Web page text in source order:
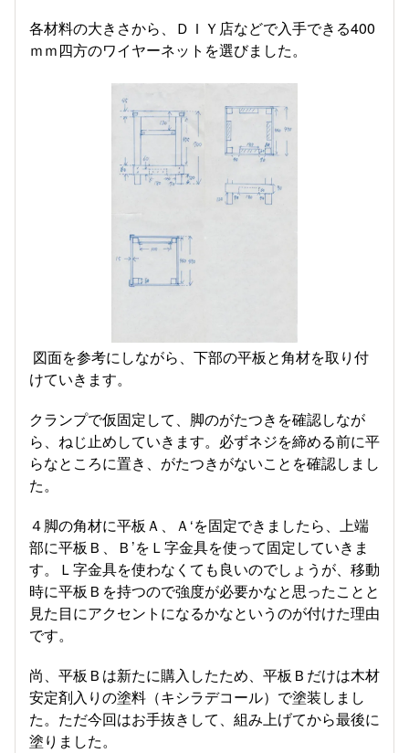
各材料の大きさから、ＤＩＹ店などで入手できる400
ｍｍ四方のワイヤーネットを選びました。
図面を参考にしながら、下部の平板と角材を取り付
けていきます。
クランプで仮固定して、脚のがたつきを確認しなが
ら、ねじ止めしていきます。必ずネジを締める前に平
らなところに置き、がたつきがないことを確認しまし
た。
４脚の角材に平板Ａ、Ａ‘を固定できましたら、上端
部に平板Ｂ、Ｂ’をＬ字金具を使って固定していきま
す。Ｌ字金具を使わなくても良いのでしょうが、移動
時に平板Ｂを持つので強度が必要かなと思ったことと
見た目にアクセントになるかなというのが付けた理由
です。
尚、平板Ｂは新たに購入したため、平板Ｂだけは木材
安定剤入りの塗料（キシラデコール）で塗装しまし
た。ただ今回はお手抜きして、組み上げてから最後に
塗りました。